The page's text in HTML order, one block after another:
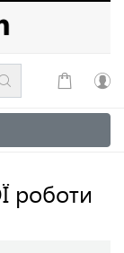
роботи